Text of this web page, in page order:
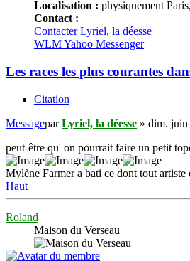
Localisation : physiquement
Contact :
Contacter Lyriel, la déesse
WLMYahoo Messenger
Les races les plus courantes
Citation
MessageparLyriel, la déesse » dim. juin
peut-être qu' on pourrait faire un petit
Mylène Farmer a bati ce dont tout artiste
Haut
Roland
Maison du Verseau